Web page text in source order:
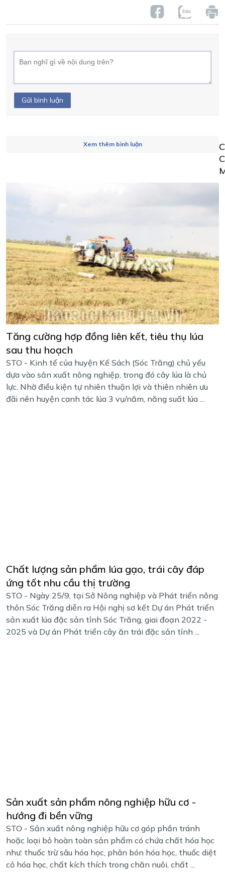
Gửi bình luận
Xem thêm bình luận
Tăng cường hợp đồng liên kết, tiêu thụ lúa
sau thu hoạch
STO - Kinh tế của huyện Kế Sách (Sóc Trăng) chủ yếu
dựa vào sản xuất nông nghiệp, trong đó cây lúa là chủ
lực. Nhờ điều kiện tự nhiên thuận lợi và thiên nhiên ưu
đãi nên huyện canh tác lúa 3 vụ/năm, năng suất lúa ...
Chất lượng sản phẩm lúa gạo, trái cây đáp
ứng tốt nhu cầu thị trường
STO - Ngày 25/9, tại Sở Nông nghiệp và Phát triển nông
thôn Sóc Trăng diễn ra Hội nghị sơ kết Dự án Phát triển
sản xuất lúa đặc sản tỉnh Sóc Trăng, giai đoạn 2022 -
2025 và Dự án Phát triển cây ăn trái đặc sản tỉnh ...
Sản xuất sản phẩm nông nghiệp hữu cơ -
hướng đi bền vững
STO - Sản xuất nông nghiệp hữu cơ góp phần tránh
hoặc loại bỏ hoàn toàn sản phẩm có chứa chất hóa học
như: thuốc trừ sâu hóa học, phân bón hóa học, thuốc diệt
cỏ hóa học, chất kích thích trong chăn nuôi, chất ...